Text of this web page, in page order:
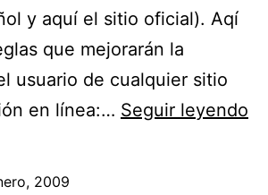
y aquí el sitio oficial). Aqí
que mejorarán la
usuario de cualquier sitio
en línea:… Seguir leyendo
2009